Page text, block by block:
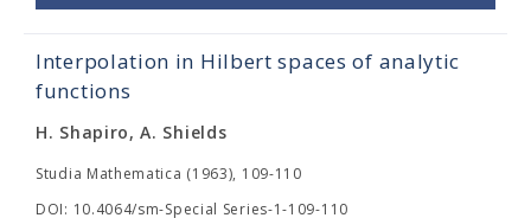
Interpolation in Hilbert spaces of analytic
functions
H. Shapiro, A. Shields
Studia Mathematica (1963), 109-110
DOI: 10.4064/sm-Special Series-1-109-110